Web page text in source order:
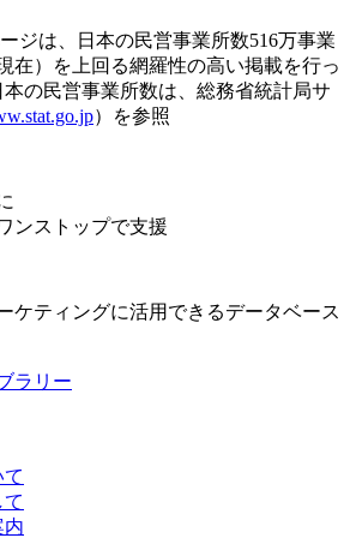
ジは、日本の民営事業所数516万事業
在）を上回る網羅性の高い掲載を行っ
の民営事業所数は、総務省統計局サ
）を参照
ンストップで支援
ケティングに活用できるデータベース
内